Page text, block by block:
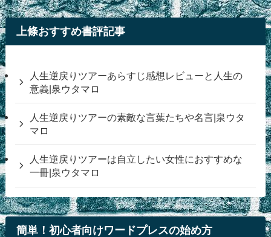
上條おすすめ書評記事
人生逆戻りツアーあらすじ感想レビューと人生の
意義|泉ウタマロ
人生逆戻りツアーの素敵な言葉たちや名言|泉ウタ
マロ
人生逆戻りツアーは自立したい女性におすすめな
一冊|泉ウタマロ
簡単！初心者向けワードプレスの始め方